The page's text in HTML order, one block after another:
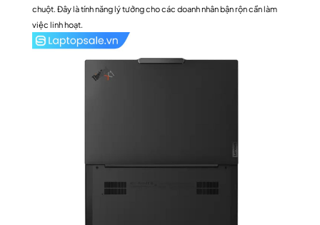
chuột. Đây là tính năng lý tưởng cho các doanh nhân bận rộn cần làm
việc linh hoạt.